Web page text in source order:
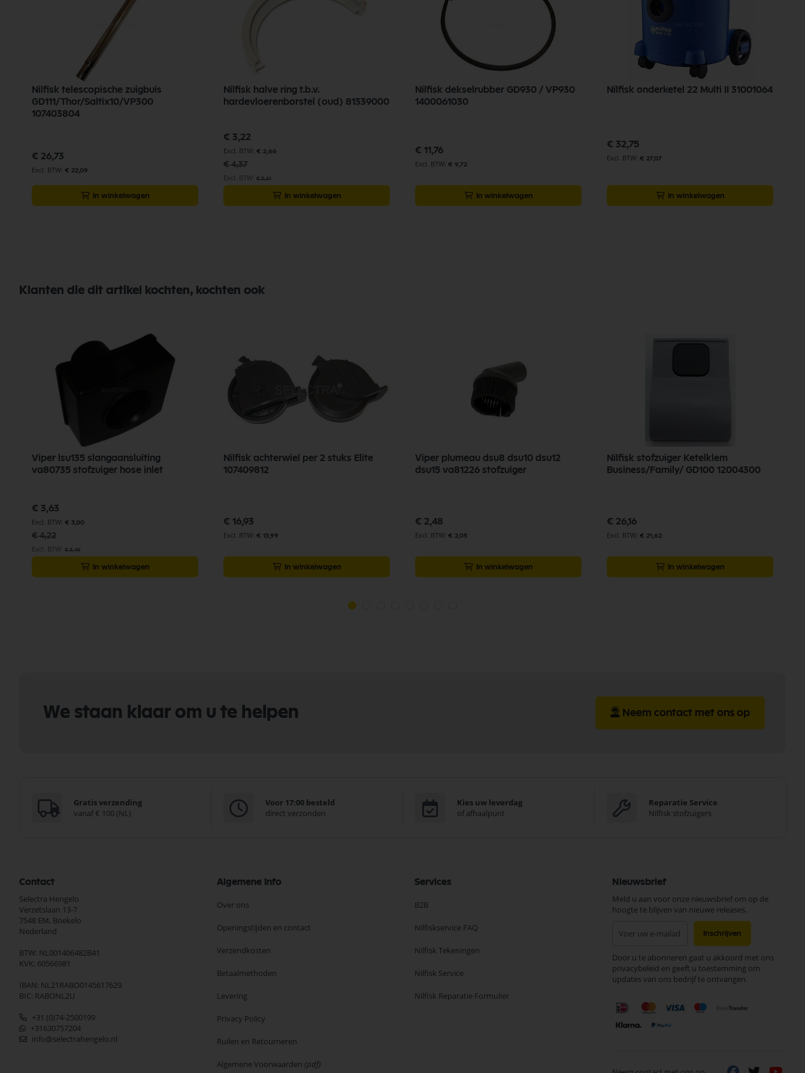
Nilfisk telescopische zuigbuis
GD111/Thor/Saltix10/VP300
107403804
€ 26,73
€ 22,09
In winkelwagen
Nilfisk halve ring t.b.v.
hardevloerenborstel (oud) 81339000
Speciale
prijs
€ 3,22
€ 2,66
€ 4,37
€ 3,61
In winkelwagen
Nilfisk dekselrubber GD930 / VP930
1400061030
€ 11,76
€ 9,72
In winkelwagen
Nilfisk onderketel 22 Multi II 31001064
€ 32,75
€ 27,07
In winkelwagen
Klanten die dit artikel kochten, kochten ook
Viper lsu135 slangaansluiting
va80735 stofzuiger hose inlet
Speciale
prijs
€ 3,63
€ 3,00
€ 4,22
€ 3,49
In winkelwagen
Nilfisk achterwiel per 2 stuks Elite
107409812
€ 16,93
€ 13,99
In winkelwagen
Viper plumeau dsu8 dsu10 dsu12
dsu15 va81226 stofzuiger
€ 2,48
€ 2,05
In winkelwagen
Nilfisk stofzuiger Ketelklem
Business/Family/ GD100 12004300
€ 26,16
€ 21,62
In winkelwagen
We staan klaar om u te helpen Neem contact met ons op
Gratis verzending
vanaf € 100 (NL)
Voor 17:00 besteld
direct verzonden
Kies uw leverdag
of afhaalpunt
Reparatie Service
Nilfisk stofzuigers
Contact
Selectra Hengelo
Verzetslaan 13-7
7548 EM, Boekelo
Nederland
BTW: NL001406482B41
KVK: 60566981
IBAN: NL21RABO0145617629
BIC: RABONL2U
+31 (0)74-2500199
+31630757204
info@selectrahengelo.nl
Algemene Info
Over ons
Openingstijden en contact
Verzendkosten
Betaalmethoden
Levering
Privacy Policy
Ruilen en Retourneren
Algemene Voorwaarden (pdf)
Services
B2B
Nilfiskservice FAQ
Nilfisk Tekeningen
Nilfisk Service
Nilfisk Reparatie Formulier
Nieuwsbrief
Meld u aan voor onze nieuwsbrief om op de
hoogte te blijven van nieuwe releases.
onze
nieuwsbrief
Inschrijven
Door u te abonneren gaat u akkoord met ons
privacybeleid en geeft u toestemming om
updates van ons bedrijf te ontvangen.